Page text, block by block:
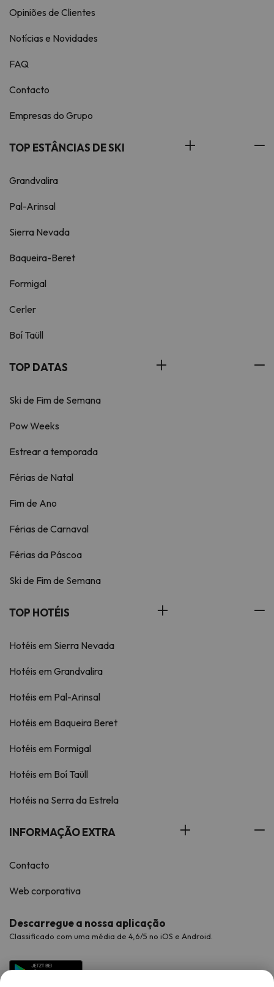
Opiniões de Clientes
Notícias e Novidades
FAQ
Contacto
Empresas do Grupo
TOP ESTÂNCIAS DE SKI
Grandvalira
Pal-Arinsal
Sierra Nevada
Baqueira-Beret
Formigal
Cerler
Boí Taüll
TOP DATAS
Ski de Fim de Semana
Pow Weeks
Estrear a temporada
Férias de Natal
Fim de Ano
Férias de Carnaval
Férias da Páscoa
Ski de Fim de Semana
TOP HOTÉIS
Hotéis em Sierra Nevada
Hotéis em Grandvalira
Hotéis em Pal-Arinsal
Hotéis em Baqueira Beret
Hotéis em Formigal
Hotéis em Boí Taüll
Hotéis na Serra da Estrela
INFORMAÇÃO EXTRA
Contacto
Web corporativa
Descarregue a nossa aplicação
Classificado com uma média de 4,6/5 no iOS e Android.